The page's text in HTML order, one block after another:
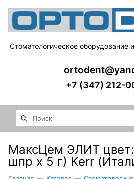
Стоматологическое
+7 (347) 212-
МаксЦем ЭЛИТ цвет:
шпр х 5 г) Kerr